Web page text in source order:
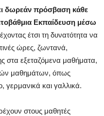
δωρεάν πρόσβαση κάθε
Εκπαίδευση μέσω
έτσι τη δυνατότητα να
ώρες, ζωντανά,
στα εξεταζόμενα μαθήματα,
μαθημάτων, όπως
γερμανικά και γαλλικά.
στους μαθητές